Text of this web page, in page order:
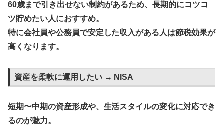
60歳まで引き出せない制約があるため、長期的にコツコ
ツ貯めたい人におすすめ。
特に会社員や公務員で安定した収入がある人は節税効果が
高くなります。
資産を柔軟に運用したい → NISA
短期〜中期の資産形成や、生活スタイルの変化に対応でき
るのが魅力。